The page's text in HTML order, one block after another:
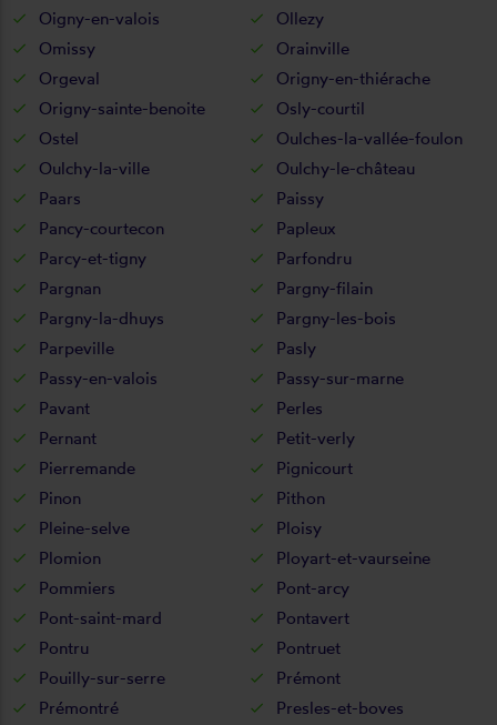
Oigny-en-valois
Ollezy
Omissy
Orainville
Orgeval
Origny-en-thiérache
Origny-sainte-benoite
Osly-courtil
Ostel
Oulches-la-vallée-foulon
Oulchy-la-ville
Oulchy-le-château
Paars
Paissy
Pancy-courtecon
Papleux
Parcy-et-tigny
Parfondru
Pargnan
Pargny-filain
Pargny-la-dhuys
Pargny-les-bois
Parpeville
Pasly
Passy-en-valois
Passy-sur-marne
Pavant
Perles
Pernant
Petit-verly
Pierremande
Pignicourt
Pinon
Pithon
Pleine-selve
Ploisy
Plomion
Ployart-et-vaurseine
Pommiers
Pont-arcy
Pont-saint-mard
Pontavert
Pontru
Pontruet
Pouilly-sur-serre
Prémont
Prémontré
Presles-et-boves